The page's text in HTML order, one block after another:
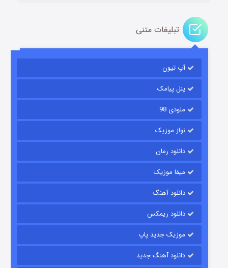
باب اسفنجی فصل ۱۷
قسمت۶ (زیرنویس) منتشر شد
قسمت۱۵ (دوبله) منتشر شد
تبلیغات متنی
آپ تیون
پنل پیامک
ملودی 98
نواز موزیک
دانلود رمان
میفا موزیک
دانلود آهنگ
دانلود ریمکس
موزیک جدید پاپ
دانلود آهنگ جدید